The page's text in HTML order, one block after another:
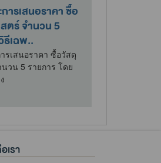
ารเสนอราคา ซื้อ
ตร์ จำนวน 5
ธีเฉพ..
รเสนอราคา ซื้อวัสดุ
วน 5 รายการ โดย
เรา